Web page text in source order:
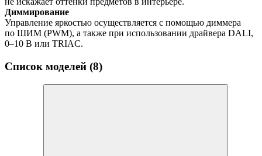
Диммирование
Управление яркостью осуществляется с помощью диммера
по ШИМ (PWM), а также при использовании драйвера DALI,
0–10 В или TRIAC.
Список моделей (8)